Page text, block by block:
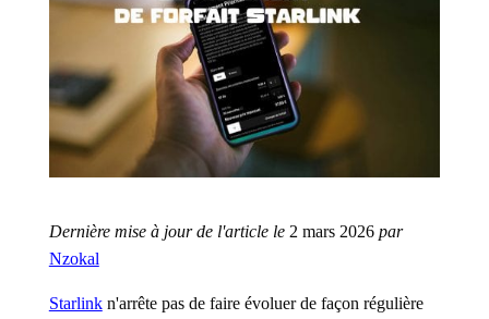
Dernière mise à jour de l'article le 2 mars 2026 par
Nzokal
Starlinkn'arrête pas de faire évoluer de façon régulière